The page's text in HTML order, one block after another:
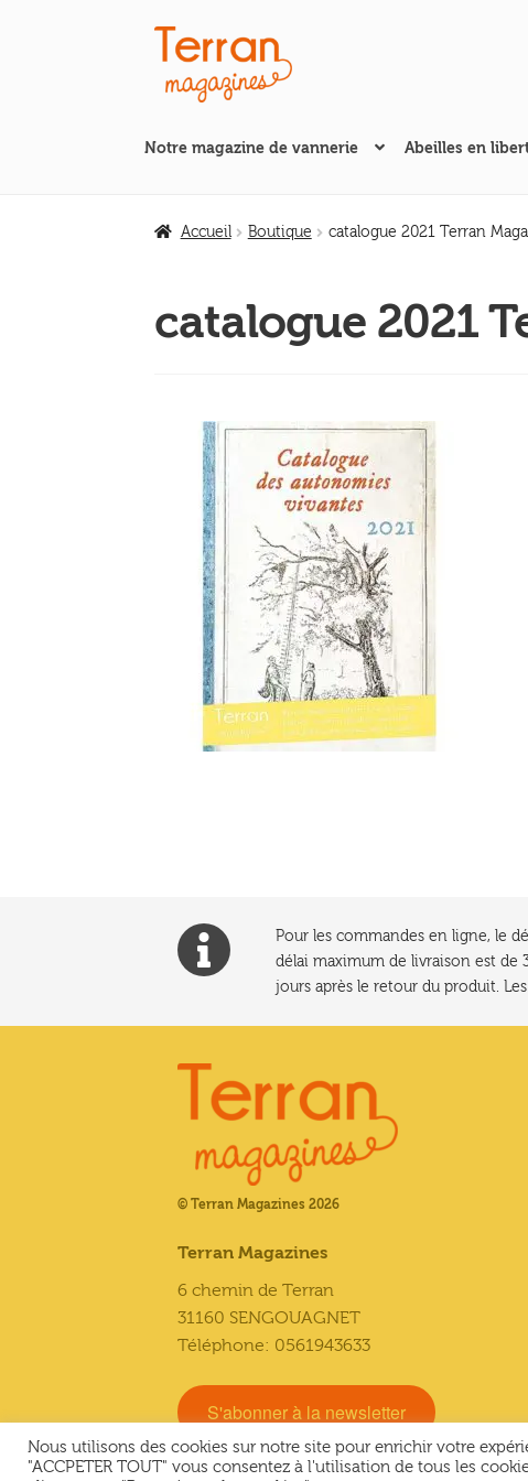
Aller
à
la
Aller
au
contenu
Notre magazine de vannerie Abeilles en
Accueil Boutique catalogue 2021 Terran
catalogue 2021
Pour les commandes en ligne, le
délai maximum de livraison est de
jours après le retour du produit.
© Terran Magazines 2026
Terran Magazines
6 chemin de Terran
31160 SENGOUAGNET
Téléphone: 0561943633
S'abonner à la newsletter
Nous utilisons des cookies sur notre site pour enrichir votre
"ACCPETER TOUT" vous consentez à l'utilisation de tous les